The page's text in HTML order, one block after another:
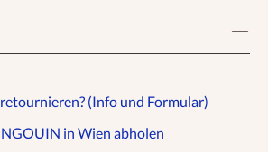
(Info und Formular)
in Wien abholen